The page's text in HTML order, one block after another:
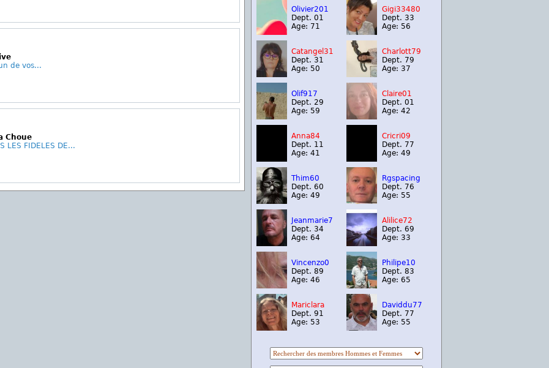
de vos...
Choue
LES FIDELES DE...
Olivier201
Dept. 01
Age: 71
Gigi33480
Dept. 33
Age: 56
Catangel31
Dept. 31
Age: 50
Charlott79
Dept. 79
Age: 37
Olif917
Dept. 29
Age: 59
Claire01
Dept. 01
Age: 42
Anna84
Dept. 11
Age: 41
Cricri09
Dept. 77
Age: 49
Thim60
Dept. 60
Age: 49
Rgspacing
Dept. 76
Age: 55
Jeanmarie7
Dept. 34
Age: 64
Alilice72
Dept. 69
Age: 33
Vincenzo0
Dept. 89
Age: 46
Philipe10
Dept. 83
Age: 65
Mariclara
Dept. 91
Age: 53
Daviddu77
Dept. 77
Age: 55